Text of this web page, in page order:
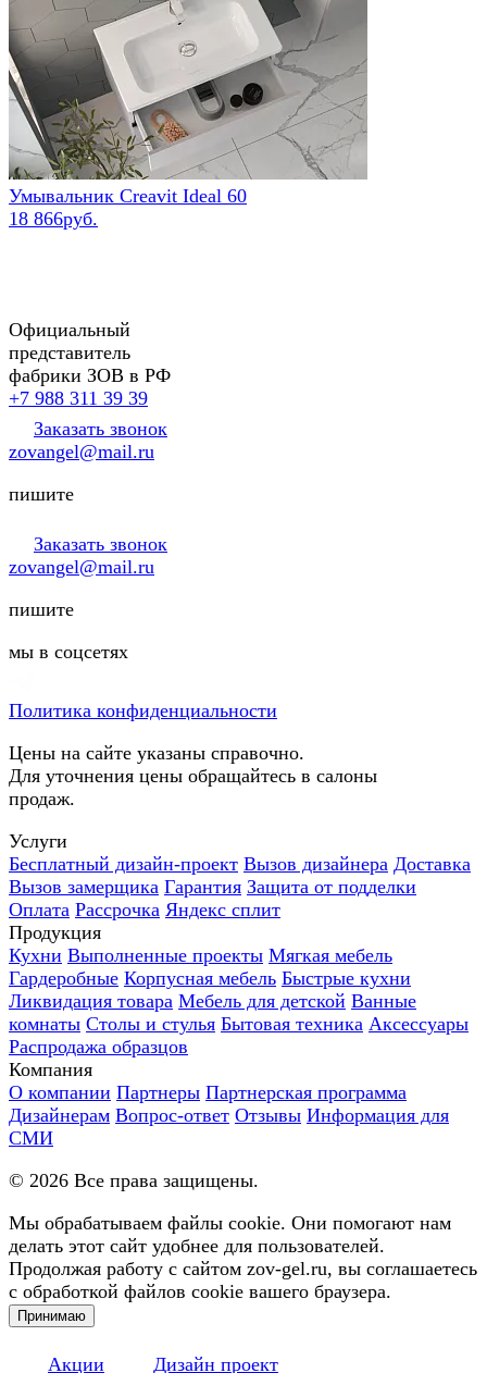
Умывальник Creavit Ideal 60
18 866руб.
Официальный
представитель
фабрики ЗОВ в РФ
+7 988 311 39 39
Заказать звонок
zovangel@mail.ru
пишите
Заказать звонок
zovangel@mail.ru
пишите
мы в соцсетях
Политика конфиденциальности
Цены на сайте указаны справочно.
Для уточнения цены обращайтесь в салоны
продаж.
Услуги
Бесплатный дизайн-проект Вызов дизайнера Доставка
Вызов замерщика Гарантия Защита от подделки
Оплата Рассрочка Яндекс сплит
Продукция
Кухни Выполненные проекты Мягкая мебель
Гардеробные Корпусная мебель Быстрые кухни
Ликвидация товара Мебель для детской Ванные
комнаты Столы и стулья Бытовая техника Аксессуары
Распродажа образцов
Компания
О компании Партнеры Партнерская программа
Дизайнерам Вопрос-ответ Отзывы Информация для
СМИ
© 2026 Все права защищены.
Мы обрабатываем файлы cookie. Они помогают нам
делать этот сайт удобнее для пользователей.
Продолжая работу с сайтом zov-gel.ru, вы соглашаетесь
с обработкой файлов cookie вашего браузера.
Принимаю
Акции Дизайн проект